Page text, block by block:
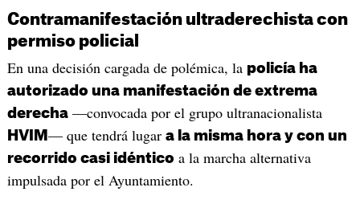
Contramanifestación ultraderechista con
permiso policial
En una decisión cargada de polémica, la policía ha
autorizado una manifestación de extrema
derecha—convocada por el grupo ultranacionalista
HVIM — que tendrá lugar a la misma hora y con un
recorrido casi idéntico a la marcha alternativa
impulsada por el Ayuntamiento.